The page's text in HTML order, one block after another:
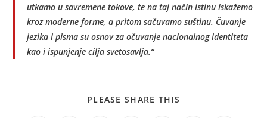
utkamo u savremene tokove, te na taj način istinu iskažemo
kroz moderne forme, a pritom sačuvamo suštinu. Čuvanje
jezika i pisma su osnov za očuvanje nacionalnog identiteta
kao i ispunjenje cilja svetosavlja.“
PLEASE SHARE THIS